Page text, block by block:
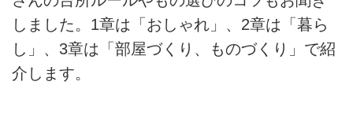
しました。1章は「おしゃれ」、2章は「暮ら
し」、3章は「部屋づくり、ものづくり」で紹
介します。